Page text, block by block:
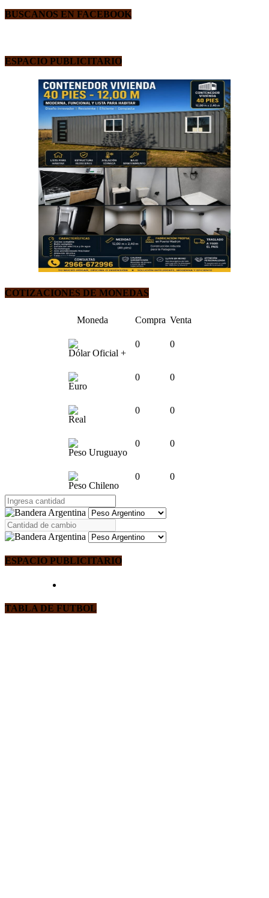
BUSCANOS EN FACEBOOK
ESPACIO PUBLICITARIO
COTIZACIONES DE MONEDAS
Moneda Compra Venta
Dólar Oficial +
0 0
Euro
0 0
Real
0 0
Peso Uruguayo
0 0
Peso Chileno
0 0
ESPACIO PUBLICITARIO
TABLA DE FUTBOL